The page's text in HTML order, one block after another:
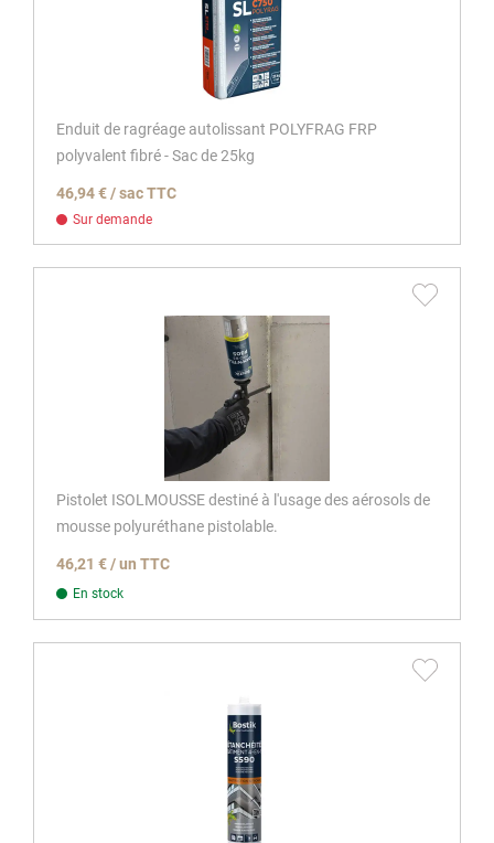
Enduit de ragréage autolissant POLYFRAG FRP
polyvalent fibré - Sac de 25kg
46,94 € / sac TTC
Sur demande
Pistolet ISOLMOUSSE destiné à l'usage des aérosols de
mousse polyuréthane pistolable.
46,21 € / un TTC
En stock